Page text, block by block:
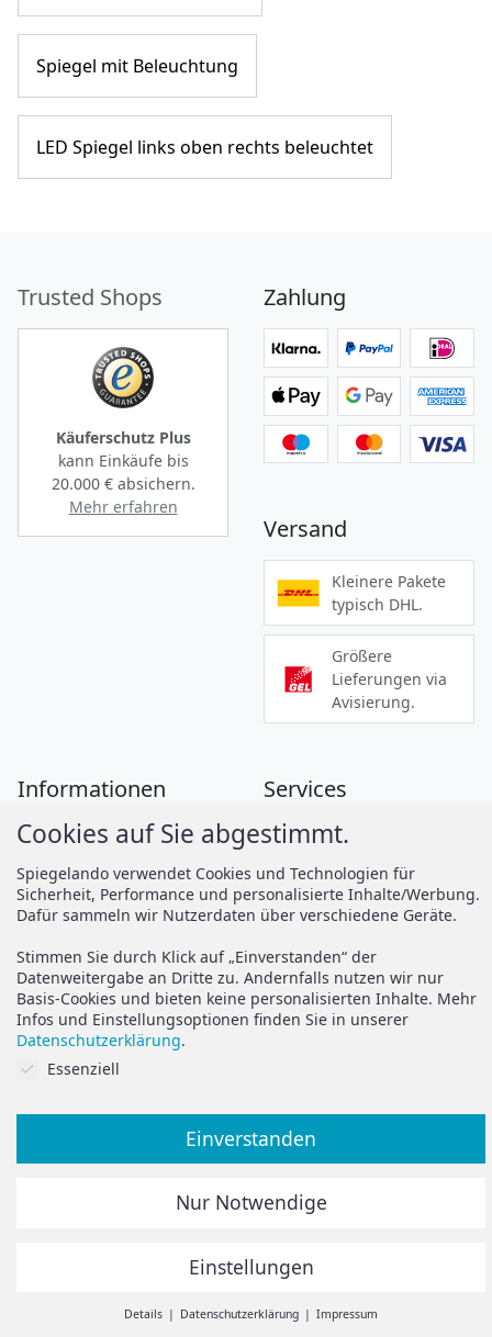
Spiegel mit Beleuchtung
LED Spiegel links oben rechts beleuchtet
Trusted Shops
Käuferschutz Plus
kann Einkäufe bis
20.000 €absichern.
Mehr erfahren
Zahlung
Versand
Kleinere Pakete
typisch DHL.
Größere
Lieferungen via
Avisierung.
Informationen
Zahlung
Versand
AGB
Vertrag widerrufen
Datenschutz
Impressum
Services
Montageanleitungen
Spiegelando Magazin
Support
Brauchen Sie Hilfe oder
haben Sie Fragen?
Die durchgestrichenen Preise entsprechen dem bisherigen
© Spiegelando 2024
Withdraw from contract
Cookies auf Sie abgestimmt.
Spiegelando verwendet Cookies und Technologien für
Sicherheit, Performance und personalisierte Inhalte/Werbung.
Dafür sammeln wir Nutzerdaten über verschiedene Geräte.
Stimmen Sie durch Klick auf „Einverstanden“ der
Datenweitergabe an Dritte zu. Andernfalls nutzen wir nur
Basis-Cookies und bieten keine personalisierten Inhalte. Mehr
Infos und Einstellungsoptionen finden Sie in unserer
Datenschutzerklärung.
Cookies auf Sie abgestimmt.
Essenziell
Einverstanden
Nur Notwendige
Einstellungen
Details Datenschutzerklärung Impressum